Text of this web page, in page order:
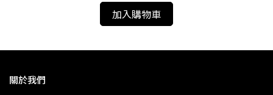
加入購物車
關於我們